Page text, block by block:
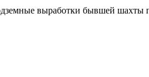
выработки бывшей